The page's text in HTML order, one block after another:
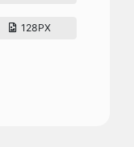
128PX